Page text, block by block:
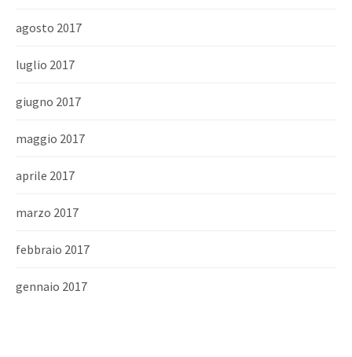
agosto 2017
luglio 2017
giugno 2017
maggio 2017
aprile 2017
marzo 2017
febbraio 2017
gennaio 2017